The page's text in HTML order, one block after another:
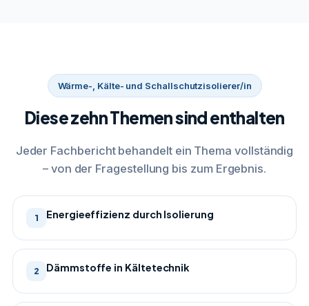
Wärme-, Kälte- und Schallschutzisolierer/in
Diese zehn Themen sind enthalten
Jeder Fachbericht behandelt ein Thema vollständig
– von der Fragestellung bis zum Ergebnis.
1 Energieeffizienz durch Isolierung
2 Dämmstoffe in Kältetechnik